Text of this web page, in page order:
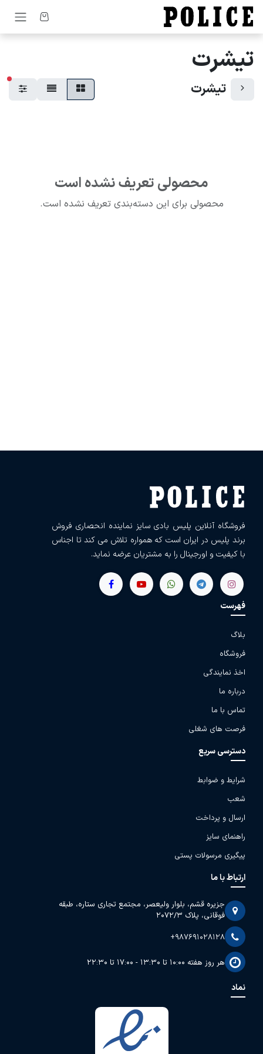
صرف نظر و مشاهده محتوا
تیشرت
تیشرت
محصولی تعریف نشده است
محصولی برای این دسته‌بندی تعریف نشده است.
فروشگاه آنلاین پلیس بادی سایز نماینده انحصاری فروش
برند پلیس در ایران است که همواره تلاش می کند تا اجناس
با کیفیت و اورجینال را به مشتریان عرضه نماید.
فهرست
بلاگ
فروشگاه
اخذ نمایندگی
درباره ما
تماس با ما
فرصت های شغلی
دسترسی سریع
شرایط و ضوابط
شعب
ارسال و پرداخت
راهنمای سایز
پیگیری مرسولات پستی
ارتباط با ما
جزیره قشم، بلوار ولیعصر، مجتمع تجاری ستاره، طبقه
فوقانی، پلاک 2072/3
+987691028128
هر روز هفته 10:00 تا 13:30 - 17:00 تا 22:30
نماد